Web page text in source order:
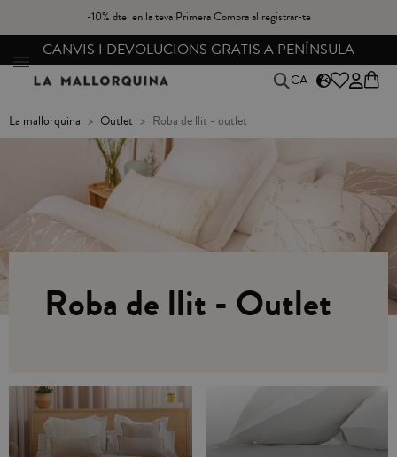
-10% dte. en la teva Primera Compra al registrar-te
CANVIS I DEVOLUCIONS GRATIS A PENÍNSULA
CA
la mallorquina outlet roba de llit - outlet
Roba de llit - Outlet